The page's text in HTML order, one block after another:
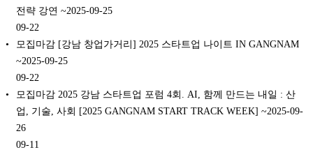
전략 강연 ~2025-09-25
09-22
모집마감 [강남 창업가거리] 2025 스타트업 나이트 IN GANGNAM
~2025-09-25
09-22
모집마감 2025 강남 스타트업 포럼 4회. AI, 함께 만드는 내일 : 산
업, 기술, 사회 [2025 GANGNAM START TRACK WEEK] ~2025-09-
26
09-11